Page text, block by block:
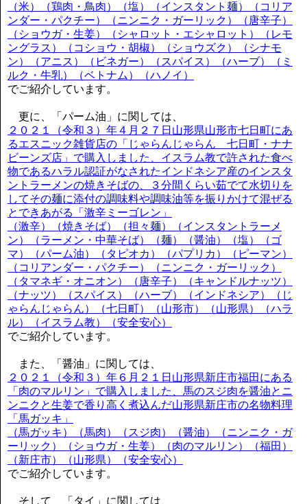
（米）（鶏肉・鳥肉）（塩）（インスタント麺）（コリア
ンダー・パクチー）（ニンニク・ガーリック）（唐辛子）
（ショウガ・生姜）（シャロット・エシャロット）（レモ
ングラス）（コショウ・胡椒）（ショウズク）（シナモ
ン）（アニス）（ビネガー）（スパイス）（ハーブ）（ミ
ルク・牛乳）（ベトナム）（ハノイ）
でご紹介しています。
更に、「パーム油」に関しては、
２０２１（令和３）年４月２７日山形県山形市七日町にあ
るエスニック雑貨店の「じゃらんじゃらん 七日町・ナナ
ビーンズ店」で購入しました、イスラム教で許された食べ
物であるハラル認証がなされたインドネシア産のインスタ
ントラーメンの焼きそばの、３分間くらい茹でて水切りを
してその麺に添付の調味料や調味油等を振りかけて混ぜる
とできあがる「激辛ミーゴレン」
（激辛）（焼きそば）（担々麺）（インスタントラーメ
ン）（ラーメン・中華そば）（麺）（醤油）（塩）（ゴ
マ）（パーム油）（タピオカ）（パプリカ）（ピーマン）
（コリアンダー・パクチー）（ニンニク・ガーリック）
（タマネギ・オニオン）（唐辛子）（キャンドルナッツ）
（ナッツ）（スパイス）（ハーブ）（インドネシア）（じ
ゃらんじゃらん）（七日町）（山形市）（山形県）（ハラ
ル）（イスラム教）（安全安心）
でご紹介しています。
また、「醤油」に関しては、
２０２１（令和３）年６月２１日山形県新庄市福田にある
「肉のマルリン」で購入しました、馬のスジ肉を醤油とニ
ンニクと生姜で香り高く煮込んだ山形県新庄市の名物料理
「馬ガッキ」
（馬ガッキ）（馬肉）（スジ肉）（醤油）（ニンニク・ガ
ーリック）（ショウガ・生姜）（肉のマルリン）（福田）
（新庄市）（山形県）（安全安心）
でご紹介しています。
そして、「タイ」に関しては、